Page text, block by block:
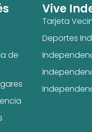
de
Vive
Tarjeta
Deportes